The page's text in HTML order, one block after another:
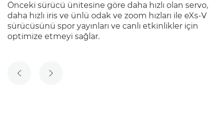
Önceki sürücü ünitesine göre daha hızlı olan servo,
daha hızlı iris ve ünlü odak ve zoom hızları ile eXs-V
sürücüsünü spor yayınları ve canlı etkinlikler için
optimize etmeyi sağlar.
ÖNCEKI SLAYTSONRAKI SLAYT